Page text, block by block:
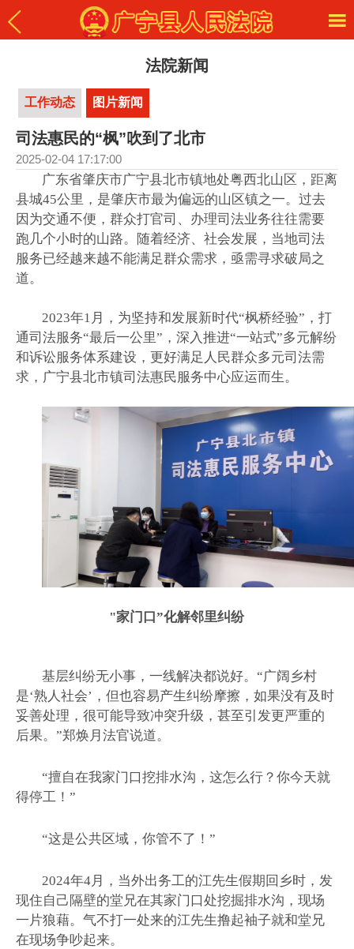
法院新闻
工作动态 图片新闻
司法惠民的“枫”吹到了北市
2025-02-04 17:17:00
广东省肇庆市广宁县北市镇地处粤西北山区，距离
县城45公里，是肇庆市最为偏远的山区镇之一。过去
因为交通不便，群众打官司、办理司法业务往往需要
跑几个小时的山路。随着经济、社会发展，当地司法
服务已经越来越不能满足群众需求，亟需寻求破局之
道。
2023年1月，为坚持和发展新时代“枫桥经验”，打
通司法服务“最后一公里”，深入推进“一站式”多元解纷
和诉讼服务体系建设，更好满足人民群众多元司法需
求，广宁县北市镇司法惠民服务中心应运而生。
"家门口”化解邻里纠纷
基层纠纷无小事，一线解决都说好。“广阔乡村
是‘熟人社会’，但也容易产生纠纷摩擦，如果没有及时
妥善处理，很可能导致冲突升级，甚至引发更严重的
后果。”郑焕月法官说道。
“擅自在我家门口挖排水沟，这怎么行？你今天就
得停工！”
“这是公共区域，你管不了！”
2024年4月，当外出务工的江先生假期回乡时，发
现住自己隔壁的堂兄在其家门口处挖掘排水沟，现场
一片狼藉。气不打一处来的江先生撸起袖子就和堂兄
在现场争吵起来。